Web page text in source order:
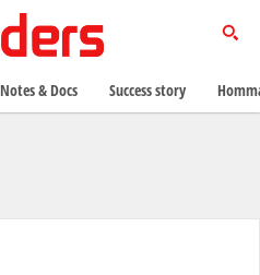
Notes & Docs Success story